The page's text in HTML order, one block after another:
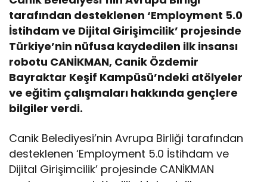
tarafından desteklenen ‘Employment 5.0
İstihdam ve Dijital Girişimcilik’ projesinde
Türkiye’nin nüfusa kaydedilen ilk insansı
robotu CANİKMAN, Canik Özdemir
Bayraktar Keşif Kampüsü’ndeki atölyeler
ve eğitim çalışmaları hakkında gençlere
bilgiler verdi.
Canik Belediyesi’nin Avrupa Birliği tarafından
desteklenen ‘Employment 5.0 İstihdam ve
Dijital Girişimcilik’ projesinde CANİKMAN